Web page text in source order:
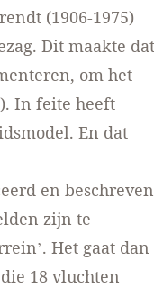
(1906-1975)
Dit maakte dat
om het
). In feite heeft
En dat
en beschreven
zijn te
Het gaat dan
18 vluchten